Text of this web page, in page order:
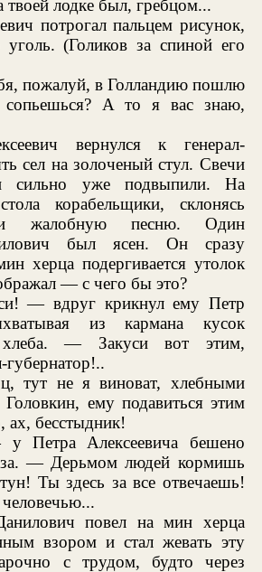
лодке был, гребцом...
потрогал пальцем рисунок,
(Голиков за спиной его
пожалуй, в Голландию пошлю
А то я вас знаю,
вернулся к генерал-
сел на золоченый стул. Свечи
сильно уже подвыпили. На
корабельщики, склонясь
жалобную песню. Один
был ясен. Он сразу
херца подергивается утолок
— с чего бы это?
— вдруг крикнул ему Петр
из кармана кусок
хлеба. — Закуси вот этим,
губернатор!..
тут не я виноват, хлебными
Головкин, ему подавиться этим
ах, бесстыдник!
Алексеевича бешено
— Дерьмом людей кормишь
Ты здесь за все отвечаешь!
повел на мин херца
взором и стал жевать эту
с трудом, будто через